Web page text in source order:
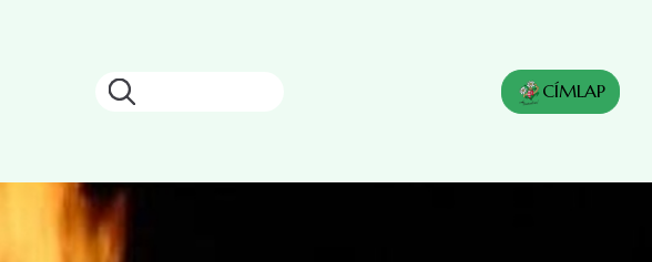
CÍMLAP